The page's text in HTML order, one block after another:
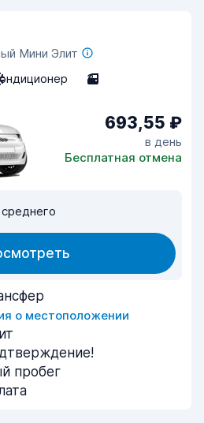
Мини Элит
3
693,55 ₽
в день
Бесплатная отмена
о местоположении
пробег